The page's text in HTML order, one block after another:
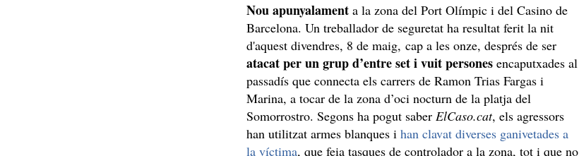
Nou apunyalament a la zona del Port Olímpic i del Casino de
Barcelona. Un treballador de seguretat ha resultat ferit la nit
d'aquest divendres, 8 de maig, cap a les onze, després de ser
atacat per un grup d’entre set i vuit persones encaputxades al
passadís que connecta els carrers de Ramon Trias Fargas i
Marina, a tocar de la zona d’oci nocturn de la platja del
Somorrostro. Segons ha pogut saberElCaso.cat, els agressors
han utilitzat armes blanques ihan clavat diverses ganivetades a
la víctima, que feia tasques de controlador a la zona, tot i que no